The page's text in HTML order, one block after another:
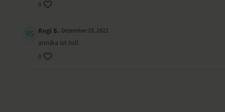
0
Regi S. Dezember 25, 2022
annika ist toll
0